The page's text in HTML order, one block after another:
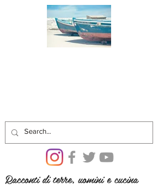
Racconti di terre, uomini e cucina